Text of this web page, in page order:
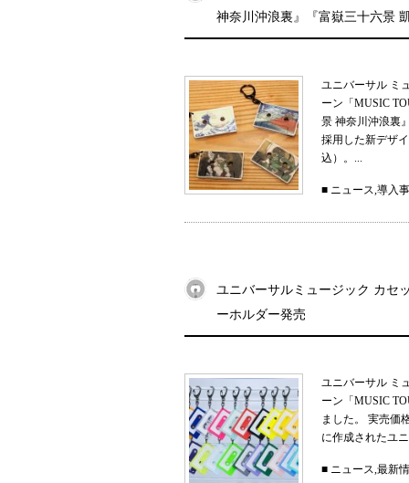
神奈川沖浪裏』『富嶽三十六景
ユニバーサル ミ
ーン「MUSIC
景 神奈川沖浪裏
採用した新デザ
込）。...
■ ニュース,導入
ユニバーサルミュージック カセ
ーホルダー発売
ユニバーサル ミ
ーン「MUSIC
ました。 実売価
に作成されたユ
■ ニュース,最新